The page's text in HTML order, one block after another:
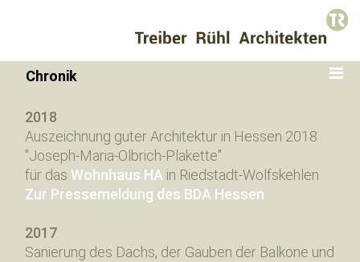
Chronik
2018
Auszeichnung guter Architektur in Hessen 2018
"Joseph-Maria-Olbrich-Plakette"
für das Wohnhaus HA in Riedstadt-Wolfskehlen
Zur Pressemeldung des BDA Hessen
2017
Sanierung des Dachs, der Gauben der Balkone und